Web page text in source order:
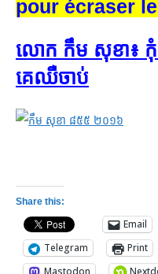
pour écraser
លោក កឹម សុខា៖ កុំ​អ
គេ​ឈឺ​ចាប់
Share this:
Email
Telegram
Print